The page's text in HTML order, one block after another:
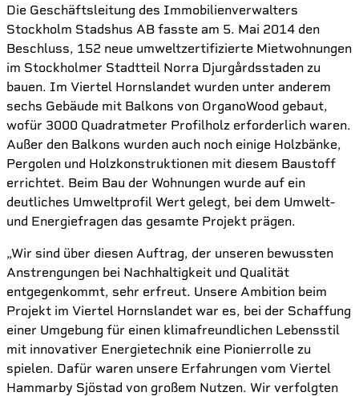
Die Geschäftsleitung des Immobilienverwalters
Stockholm Stadshus AB fasste am 5. Mai 2014 den
Beschluss, 152 neue umweltzertifizierte Mietwohnungen
im Stockholmer Stadtteil Norra Djurgårdsstaden zu
bauen. Im Viertel Hornslandet wurden unter anderem
sechs Gebäude mit Balkons von OrganoWood gebaut,
wofür 3000 Quadratmeter Profilholz erforderlich waren.
Außer den Balkons wurden auch noch einige Holzbänke,
Pergolen und Holzkonstruktionen mit diesem Baustoff
errichtet. Beim Bau der Wohnungen wurde auf ein
deutliches Umweltprofil Wert gelegt, bei dem Umwelt-
und Energiefragen das gesamte Projekt prägen.
„Wir sind über diesen Auftrag, der unseren bewussten
Anstrengungen bei Nachhaltigkeit und Qualität
entgegenkommt, sehr erfreut. Unsere Ambition beim
Projekt im Viertel Hornslandet war es, bei der Schaffung
einer Umgebung für einen klimafreundlichen Lebensstil
mit innovativer Energietechnik eine Pionierrolle zu
spielen. Dafür waren unsere Erfahrungen vom Viertel
Hammarby Sjöstad von großem Nutzen. Wir verfolgten